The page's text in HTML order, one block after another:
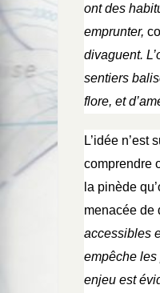
ont des
emprunter,
divaguent.
sentiers
flore, et
L’idée
comprendre
la pinède
menacée de
accessibles
empêche les
enjeu est